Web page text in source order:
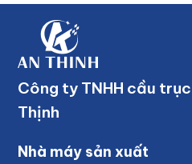
Công ty TNHH cầu
Thịnh
Nhà máy sản xuất